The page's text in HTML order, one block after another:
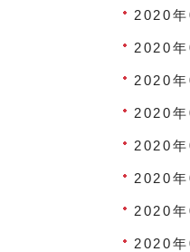
2020年
2020年
2020年
2020年
2020年
2020年
2020年
2020年